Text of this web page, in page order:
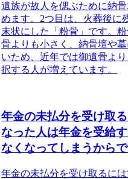
遺族が故人を偲ぶために納
めます。2つ目は、 火葬後に
末状にした「粉骨」 です。
骨よりも小さく、納骨壇や
いため、近年では御遺骨よ
択する人が増えています。
年金の未払分を受け取る
なった人は年金を受給
なくなってしまうからで
年金の未払分を受け取るに